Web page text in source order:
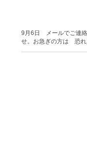
9月6日 メールでご連絡
せ。お急ぎの方は 恐れ